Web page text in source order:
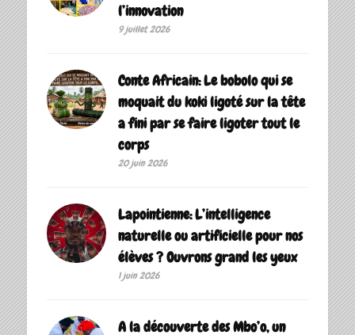
l’innovation
9 juillet 2026
Conte Africain: Le bobolo qui se
moquait du koki ligoté sur la tête
a fini par se faire ligoter tout le
corps
20 juin 2026
Lapointienne: L’intelligence
naturelle ou artificielle pour nos
élèves ? Ouvrons grand les yeux
1 juin 2026
A la découverte des Mbo’o, un